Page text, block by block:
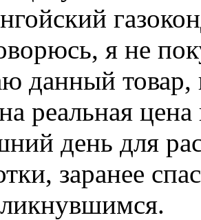
я не
данный товар,
реальная цена
день для
заранее